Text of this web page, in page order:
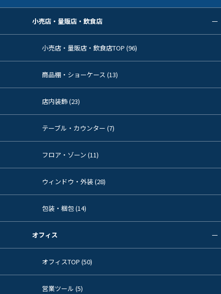
小売店・量販店・飲食店
小売店・量販店・飲食店TOP (96)
商品棚・ショーケース (13)
店内装飾 (23)
テーブル・カウンター (7)
フロア・ゾーン (11)
ウィンドウ・外装 (28)
包装・梱包 (14)
オフィス
オフィスTOP (50)
営業ツール (5)